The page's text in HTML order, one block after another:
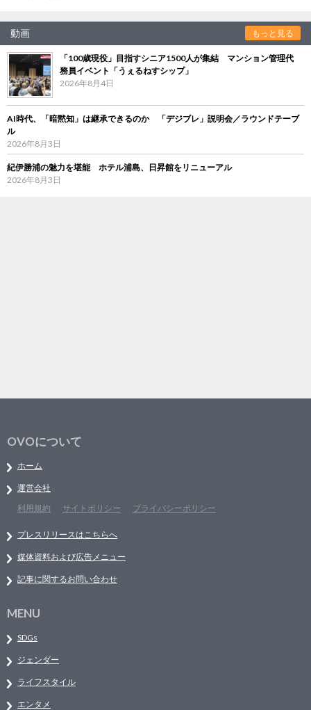
動画 もっと見る
「100歳現役」目指すシニア1500人が集結 マンション管理代
務員イベント「うぇるねすシップ」
2026年8月4日
AI時代、「暗黙知」は継承できるのか 「デジブレ」説明会／ラウンドテーブ
ル
2026年8月3日
紀伊勝浦の魅力を堪能 ホテル浦島、日昇館をリニューアル
2026年8月3日
OVOについて
ホーム
運営会社
利用規約
サイトポリシー プライバシーポリシー
プレスリリースはこちらへ
媒体資料および広告メニュー
記事に関するお問い合わせ
MENU
SDGs
ジェンダー
ライフスタイル
エンタメ